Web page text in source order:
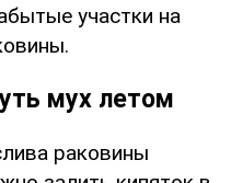
участки на
мух летом
раковины